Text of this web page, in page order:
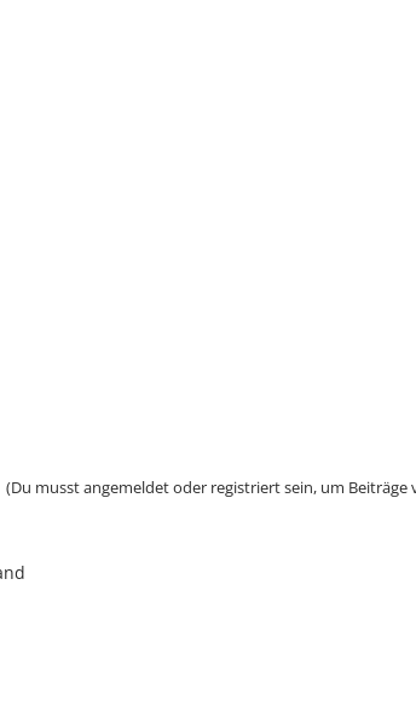
(Du musst angemeldet oder registriert sein, um Beiträge